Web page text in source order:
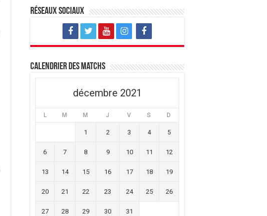
Réseaux sociaux
Calendrier des matchs
décembre 2021
L M M J V S D
1 2 3 4 5
6 7 8 9 10 11 12
13 14 15 16 17 18 19
20 21 22 23 24 25 26
27 28 29 30 31